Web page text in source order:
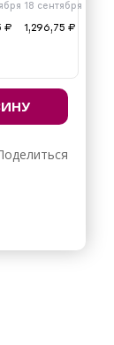
₽
18 сентября
1,296,75 ₽